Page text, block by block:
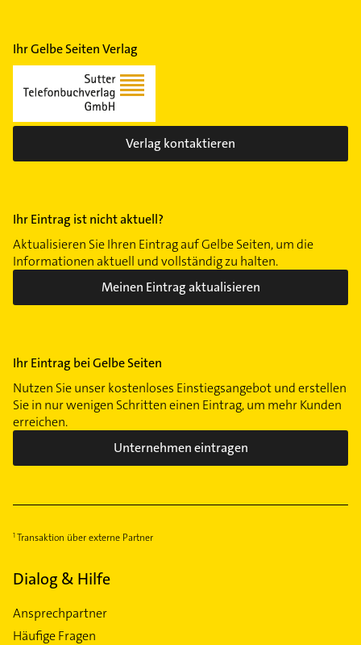
Ihr Gelbe Seiten Verlag
Verlag kontaktieren
Ihr Eintrag ist nicht aktuell?
Aktualisieren Sie Ihren Eintrag auf Gelbe Seiten, um die
Informationen aktuell und vollständig zu halten.
Meinen Eintrag aktualisieren
Ihr Eintrag bei Gelbe Seiten
Nutzen Sie unser kostenloses Einstiegsangebot und erstellen
Sie in nur wenigen Schritten einen Eintrag, um mehr Kunden
erreichen.
Unternehmen eintragen
Transaktion über externe Partner
Dialog & Hilfe
Ansprechpartner
Häufige Fragen